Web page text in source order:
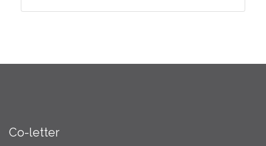
Co-letter